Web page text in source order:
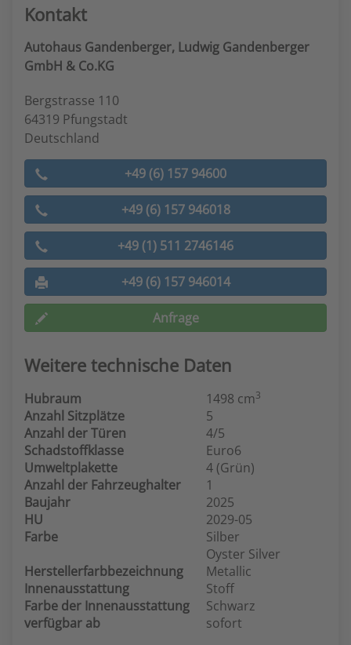
Kontakt
Autohaus Gandenberger, Ludwig Gandenberger
GmbH & Co.KG
Bergstrasse 110
64319 Pfungstadt
Deutschland
+49 (6) 157 94600
+49 (6) 157 946018
+49 (1) 511 2746146
+49 (6) 157 946014
Anfrage
Weitere technische Daten
Hubraum 1498 cm3
Anzahl Sitzplätze
5
Anzahl der Türen
4/5
Schadstoffklasse
Euro6
Umweltplakette
4 (Grün)
Anzahl der Fahrzeughalter
1
Baujahr
2025
HU
2029-05
Farbe
Silber
Herstellerfarbbezeichnung
Oyster Silver
Metallic
Innenausstattung
Stoff
Farbe der Innenausstattung
Schwarz
verfügbar ab
sofort